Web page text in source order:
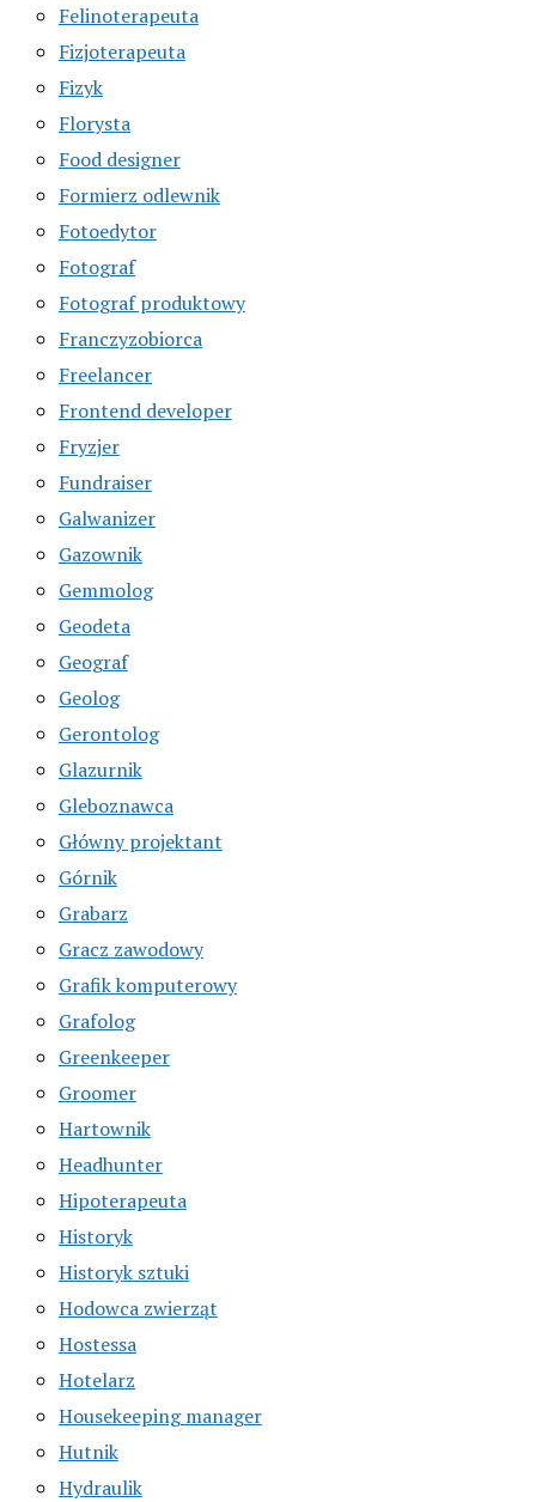
Felinoterapeuta
Fizjoterapeuta
Fizyk
Florysta
Food designer
Formierz odlewnik
Fotoedytor
Fotograf
Fotograf produktowy
Franczyzobiorca
Freelancer
Frontend developer
Fryzjer
Fundraiser
Galwanizer
Gazownik
Gemmolog
Geodeta
Geograf
Geolog
Gerontolog
Glazurnik
Gleboznawca
Główny projektant
Górnik
Grabarz
Gracz zawodowy
Grafik komputerowy
Grafolog
Greenkeeper
Groomer
Hartownik
Headhunter
Hipoterapeuta
Historyk
Historyk sztuki
Hodowca zwierząt
Hostessa
Hotelarz
Housekeeping manager
Hutnik
Hydraulik